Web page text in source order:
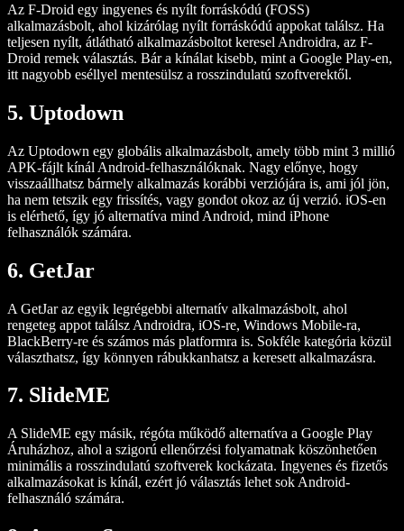
Az F-Droid egy ingyenes és nyílt forráskódú (FOSS)
alkalmazásbolt, ahol kizárólag nyílt forráskódú appokat találsz. Ha
teljesen nyílt, átlátható alkalmazásboltot keresel Androidra, az F-
Droid remek választás. Bár a kínálat kisebb, mint a Google Play-en,
itt nagyobb eséllyel mentesülsz a rosszindulatú szoftverektől.
5. Uptodown
Az Uptodown egy globális alkalmazásbolt, amely több mint 3 millió
APK-fájlt kínál Android-felhasználóknak. Nagy előnye, hogy
visszaállhatsz bármely alkalmazás korábbi verziójára is, ami jól jön,
ha nem tetszik egy frissítés, vagy gondot okoz az új verzió. iOS-en
is elérhető, így jó alternatíva mind Android, mind iPhone
felhasználók számára.
6. GetJar
A GetJar az egyik legrégebbi alternatív alkalmazásbolt, ahol
rengeteg appot találsz Androidra, iOS-re, Windows Mobile-ra,
BlackBerry-re és számos más platformra is. Sokféle kategória közül
választhatsz, így könnyen rábukkanhatsz a keresett alkalmazásra.
7. SlideME
A SlideME egy másik, régóta működő alternatíva a Google Play
Áruházhoz, ahol a szigorú ellenőrzési folyamatnak köszönhetően
minimális a rosszindulatú szoftverek kockázata. Ingyenes és fizetős
alkalmazásokat is kínál, ezért jó választás lehet sok Android-
felhasználó számára.